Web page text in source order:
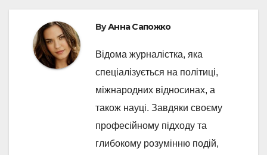
ByАнна Сапожко
Відома журналістка, яка
спеціалізується на політиці,
міжнародних відносинах, а
також науці. Завдяки своєму
професійному підходу та
глибокому розумінню подій,